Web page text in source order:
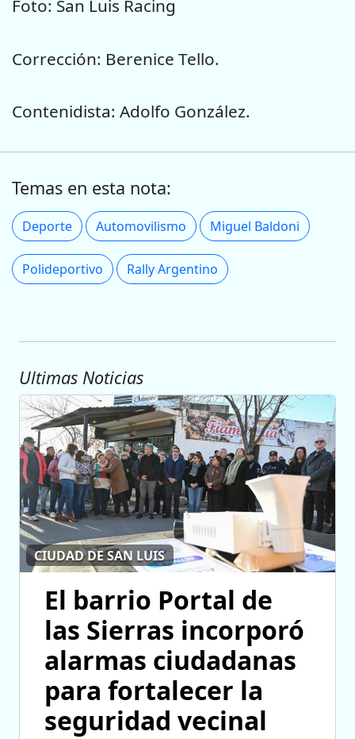
Foto: San Luis Racing
Corrección: Berenice Tello.
Contenidista: Adolfo González.
Temas en esta nota:
Deporte Automovilismo Miguel Baldoni
Polideportivo Rally Argentino
Ultimas Noticias
CIUDAD DE SAN LUIS
El barrio Portal de
las Sierras incorporó
alarmas ciudadanas
para fortalecer la
seguridad vecinal